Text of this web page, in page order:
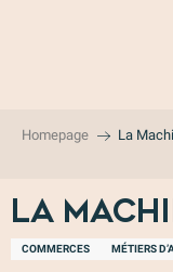
Homepage La
La
COMMERCES MÉTIERS